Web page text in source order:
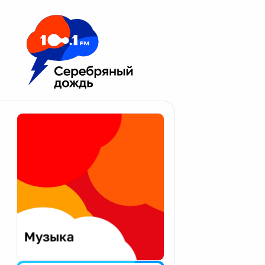
Москва 100.1 FM
Апатиты
Екатеринбург
Калининград
Калуга